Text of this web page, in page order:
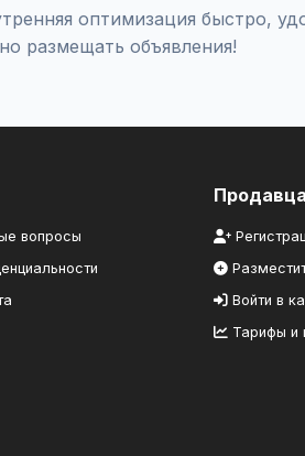
оптимизация быстро,
размещать объявления!
вопросы
Войти в
Тарифы и